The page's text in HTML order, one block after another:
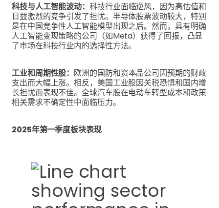
科技与人工智能波动： 科技行业面临逆风，因为高估值和
日益激烈的竞争引发了担忧。半导体股票波动较大，特别
是在中国竞争性人工智能模型出现之后。然而，具有明确
人工智能变现策略的公司（如Meta）获得了回报，凸显
了市场在科技行业内的选择性方法。
工业和周期性股： 欧洲的国防和资本品公司因预期的财政
支出而大幅上涨。相反，美国工业股因关税恐惧和国内增
长担忧而表现不佳。全球汽车股在电动车转型成本和政策
相关需求不确定性中面临压力。
2025年第一季度板块表现